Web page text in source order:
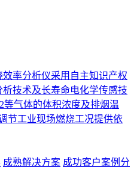
效率分析仪采用自主知识产权
技术及长寿命电化学传感技
等气体的体积浓度及排烟温
节工业现场燃烧工况提供依
成熟解决方案 成功客户案例分